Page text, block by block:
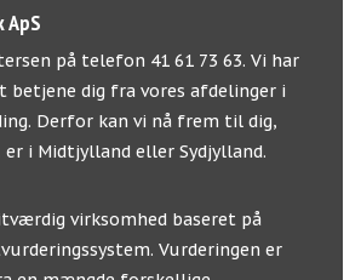
på telefon 41 61 73 63. Vi har
betjene dig fra vores afdelinger i
Derfor kan vi nå frem til dig,
i Midtjylland eller Sydjylland.